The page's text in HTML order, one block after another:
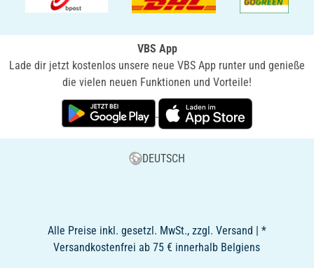
VBS App
Lade dir jetzt kostenlos unsere neue VBS App runter und genieße
die vielen neuen Funktionen und Vorteile!
DEUTSCH
Alle Preise inkl. gesetzl. MwSt., zzgl. Versand | *
Versandkostenfrei ab 75 € innerhalb Belgiens